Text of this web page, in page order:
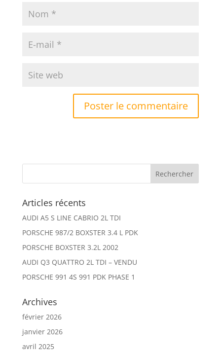
Articles récents
AUDI A5 S LINE CABRIO 2L TDI
PORSCHE 987/2 BOXSTER 3.4 L PDK
PORSCHE BOXSTER 3.2L 2002
AUDI Q3 QUATTRO 2L TDI – VENDU
PORSCHE 991 4S 991 PDK PHASE 1
Archives
février 2026
janvier 2026
avril 2025